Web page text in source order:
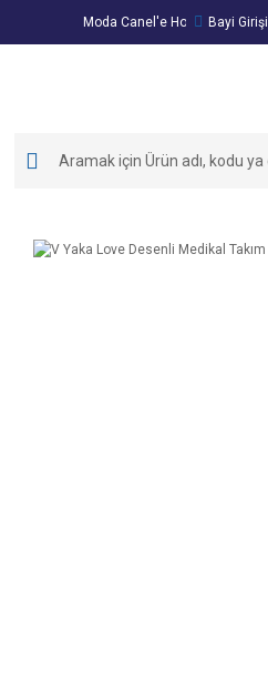
Moda Canel'e Hoşgeldiniz!
Bayi Girişi